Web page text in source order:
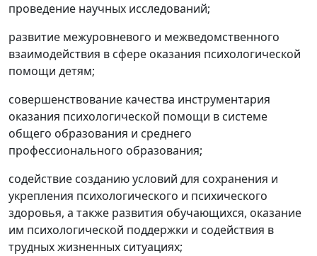
проведение научных исследований;
развитие межуровневого и межведомственного
взаимодействия в сфере оказания психологической
помощи детям;
совершенствование качества инструментария
оказания психологической помощи в системе
общего образования и среднего
профессионального образования;
содействие созданию условий для сохранения и
укрепления психологического и психического
здоровья, а также развития обучающихся, оказание
им психологической поддержки и содействия в
трудных жизненных ситуациях;